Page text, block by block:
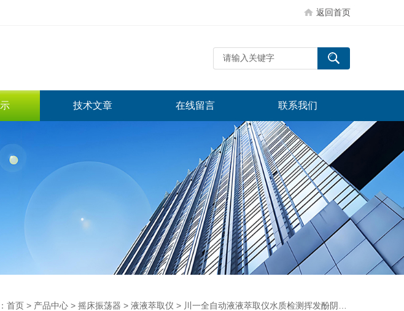
返回首页
技术文章 在线留言 联系我们
首页 > 产品中心 > 摇床振荡器 > 液液萃取仪 > 川一全自动液液萃取仪水质检测挥发酚阴离子